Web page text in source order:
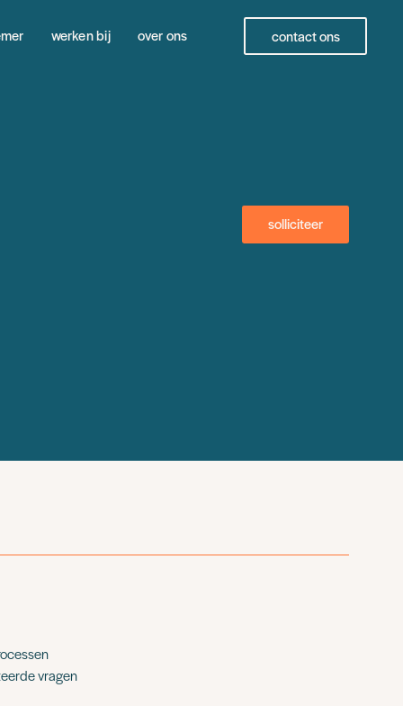
werken bij over ons contact ons
solliciteer
vragen